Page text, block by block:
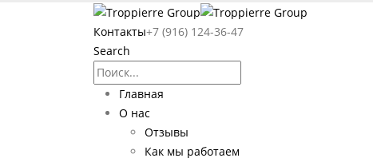
Контакты+7 (916) 124-36-47
Search
Главная
О нас
Отзывы
Как мы работаем